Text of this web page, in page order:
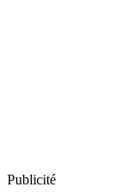
Publicité